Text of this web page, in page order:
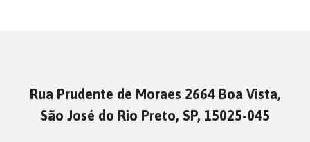
Rua Prudente de Moraes 2664 Boa Vista,
São José do Rio Preto, SP, 15025-045